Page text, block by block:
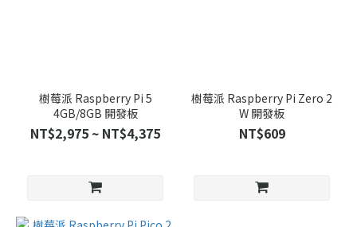
樹莓派 Raspberry Pi 5
4GB/8GB 開發板
NT$2,975 ~ NT$4,375
樹莓派 Raspberry Pi Zero 2
W 開發板
NT$609